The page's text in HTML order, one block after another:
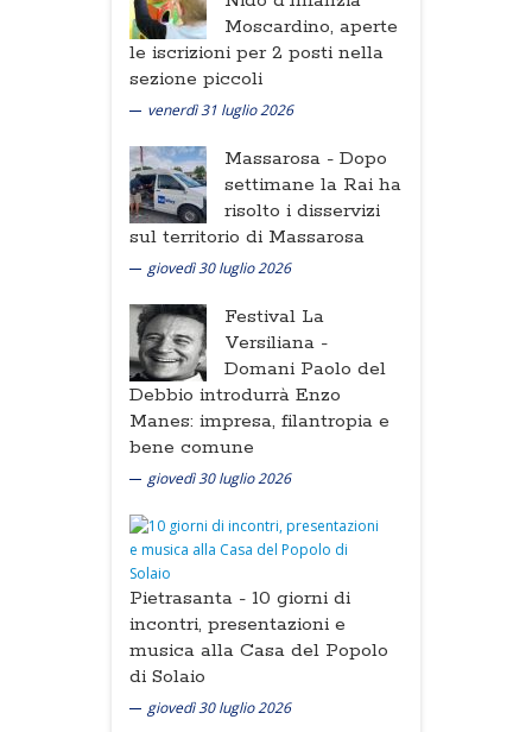
Moscardino, aperte
le iscrizioni per 2 posti nella
sezione piccoli
venerdì 31 luglio 2026
Massarosa - Dopo
settimane la Rai ha
risolto i disservizi
sul territorio di Massarosa
giovedì 30 luglio 2026
Festival La
Versiliana -
Domani Paolo del
Debbio introdurrà Enzo
Manes: impresa, filantropia e
bene comune
giovedì 30 luglio 2026
Pietrasanta - 10 giorni di
incontri, presentazioni e
musica alla Casa del Popolo
di Solaio
giovedì 30 luglio 2026